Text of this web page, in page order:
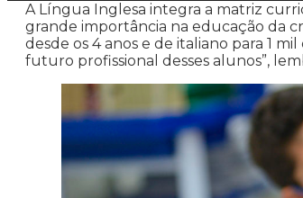
A Língua Inglesa integra a matriz
grande importância na educação da
desde os 4 anos e de italiano para 1
futuro profissional desses alunos”,